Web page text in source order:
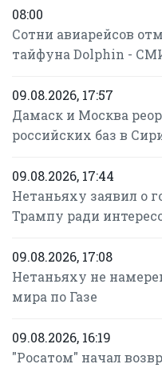
08:00
Сотни авиарейсов
тайфуна Dolphin -
09.08.2026, 17:57
Дамаск и Москва
российских баз в
09.08.2026, 17:44
Нетаньяху заявил о
Трампу ради
09.08.2026, 17:08
Нетаньяху не
мира по Газе
09.08.2026, 16:19
"Росатом" начал